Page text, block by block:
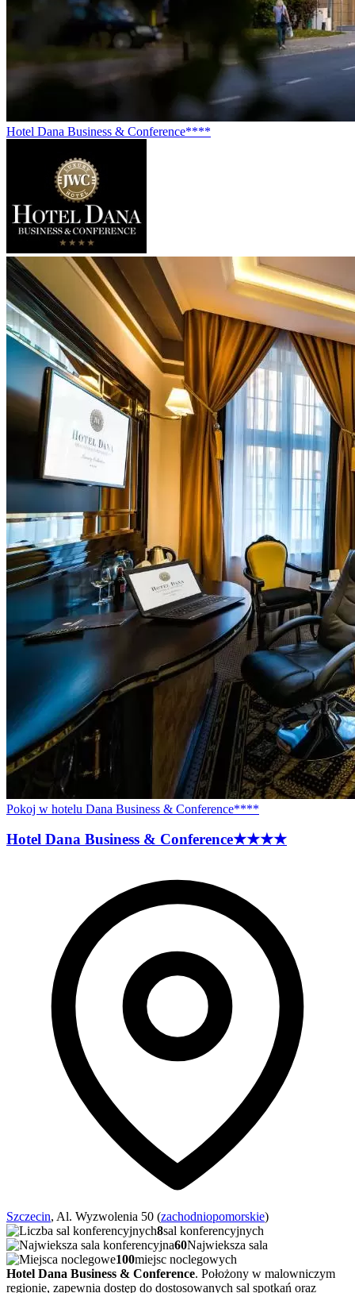
Hotel Dana Business & Conference****
Pokoj w hotelu Dana Business & Conference****
Hotel Dana Business & Conference★★★★
Szczecin, Al. Wyzwolenia 50 (zachodniopomorskie)
8sal konferencyjnych
60Najwieksza sala
100miejsc noclegowych
Hotel Dana Business & Conference. Położony w malowniczym
regionie, zapewnia dostęp do dostosowanych sal spotkań oraz